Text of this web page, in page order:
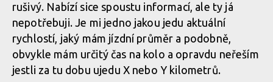
Bosch ePowered
Bosch ePowered
Motor Bosch CX Performance Line s dostatkem síly, 85 Nm
kroutícího momentu
Motor Bosch CX Performance Line s dostatkem síly, 85 Nm
rušivý. Nabízí sice spoustu informací, ale ty já
nepotřebuji. Je mi jedno jakou jedu aktuální
rychlostí, jaký mám jízdní průměr a podobně,
obvykle mám určitý čas na kolo a opravdu neřeším
jestli za tu dobu ujedu X nebo Y kilometrů.